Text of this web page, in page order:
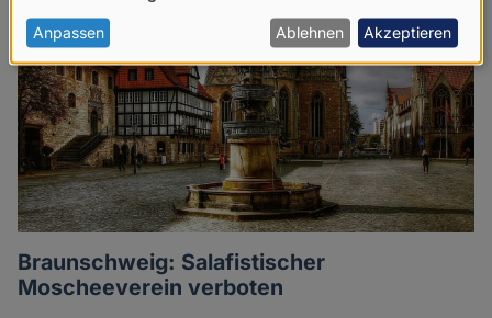
Braunschweig: Salafistischer
Moscheeverein verboten
personenbezogenen
Daten
und
Cookies
Anpassen Ablehnen Akzeptieren